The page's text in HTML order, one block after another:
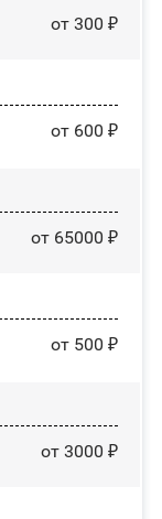
от 300 ₽
от 600 ₽
от 65000 ₽
от 500 ₽
от 3000 ₽